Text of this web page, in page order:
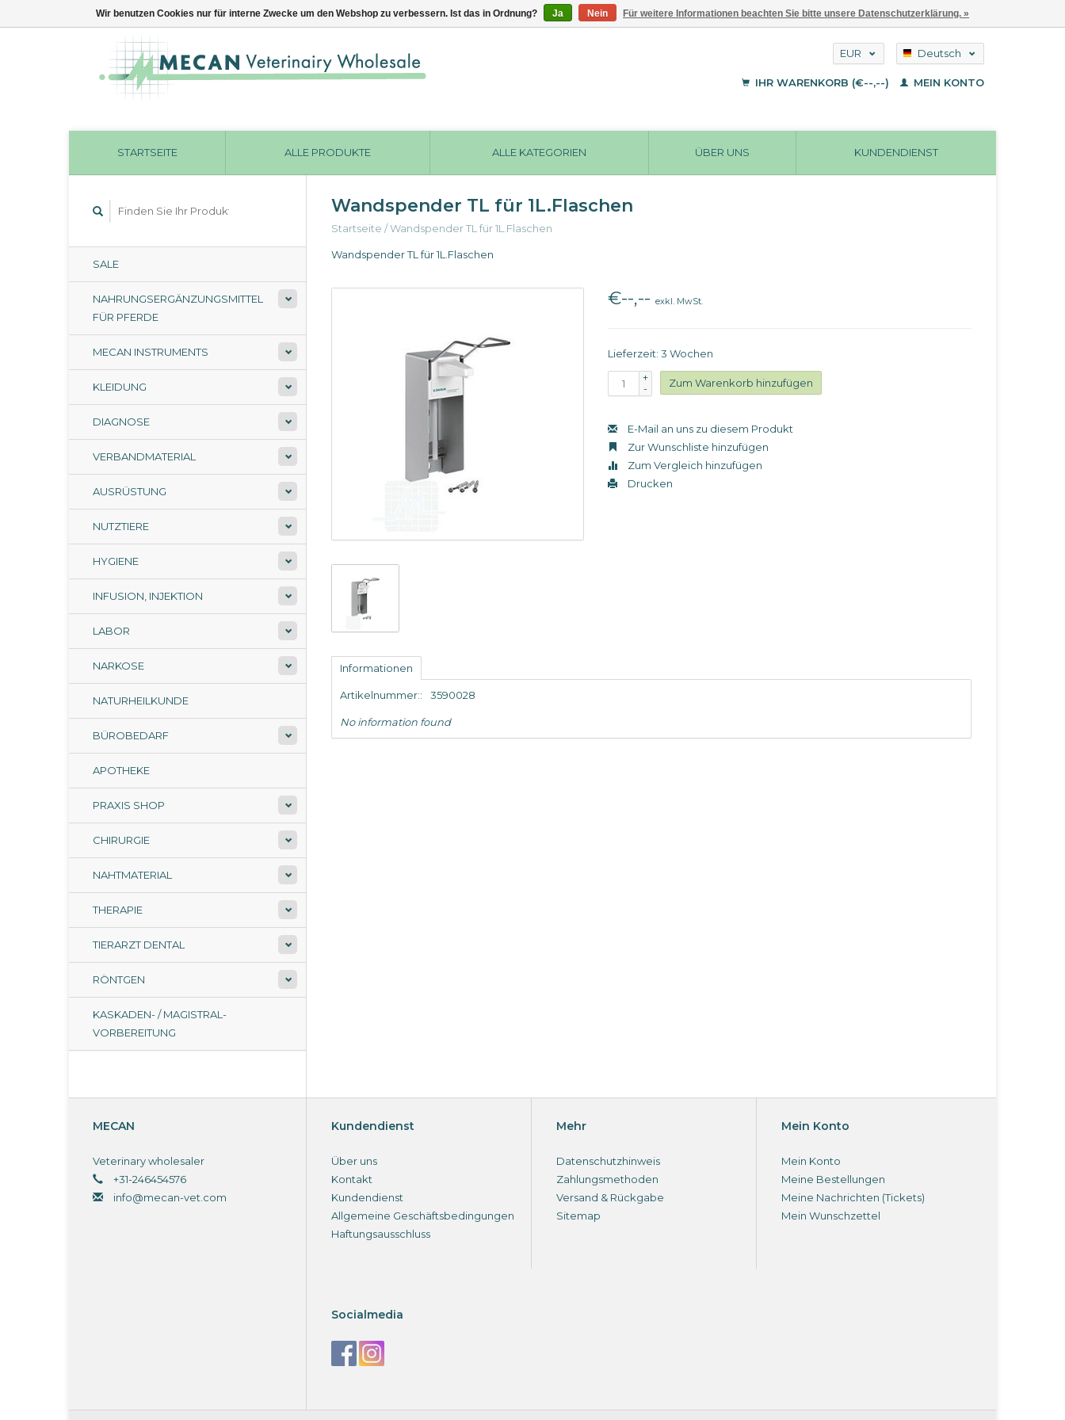
EUR
USD
Deutsch
Français
IHR WARENKORB (€--,--) MEIN KONTO
STARTSEITE ALLE PRODUKTE ALLE KATEGORIEN ÜBER UNS KUNDENDIENST
SALE
NAHRUNGSERGÄNZUNGSMITTEL
FÜR PFERDE
MECAN INSTRUMENTS
KLEIDUNG
DIAGNOSE
VERBANDMATERIAL
AUSRÜSTUNG
NUTZTIERE
HYGIENE
INFUSION, INJEKTION
LABOR
NARKOSE
NATURHEILKUNDE
BÜROBEDARF
APOTHEKE
PRAXIS SHOP
CHIRURGIE
NAHTMATERIAL
THERAPIE
TIERARZT DENTAL
RÖNTGEN
KASKADEN- / MAGISTRAL-
VORBEREITUNG
Wandspender TL für 1L.Flaschen
Startseite /Wandspender TL für 1L.Flaschen
Wandspender TL für 1L.Flaschen
€--,--exkl. MwSt.
Lieferzeit: 3 Wochen
+
-
Zum Warenkorb hinzufügen
E-Mail an uns zu diesem Produkt
Zur Wunschliste hinzufügen
Zum Vergleich hinzufügen
Drucken
Informationen
Artikelnummer:: 3590028
No information found
MECAN
Veterinary wholesaler
+31-246454576
info@mecan-vet.com
Kundendienst
Über uns
Kontakt
Kundendienst
Allgemeine Geschäftsbedingungen
Haftungsausschluss
Mehr
Datenschutzhinweis
Zahlungsmethoden
Versand & Rückgabe
Sitemap
Mein Konto
Mein Konto
Meine Bestellungen
Meine Nachrichten (Tickets)
Mein Wunschzettel
Socialmedia
Wir benutzen Cookies nur für interne Zwecke um den Webshop zu verbessern. Ist das in Ordnung? Ja Nein Für weitere Informationen beachten Sie bitte unsere Datenschutzerklärung. »